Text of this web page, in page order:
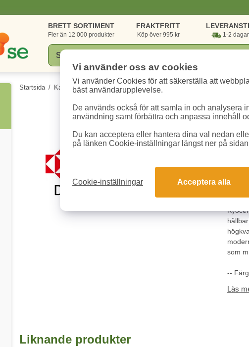
BRETT SORTIMENT
Fler än 12 000 produkter
FRAKTFRITT
Köp över 995 kr 1-2 dagar
Startsida / Kategorier / Elektronik & Utskrift / Bläck & Toner Toner Kyocera
Art.nr:
som
--
--
Läs
Liknande produkter
Vi använder oss av cookies
Vi använder Cookies för att säkerställa att
bäst användarupplevelse.
De används också för att samla in och analysera
användning samt förbättra och anpassa innehåll
Du kan acceptera eller hantera dina val nedan
på länken Cookie-inställningar längst ner på
Cookie-inställningar Acceptera alla